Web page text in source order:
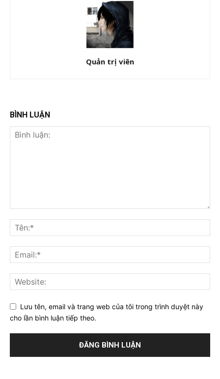
Quản trị viên
BÌNH LUẬN
Lưu tên, email và trang web của tôi trong trình duyệt này
cho lần bình luận tiếp theo.